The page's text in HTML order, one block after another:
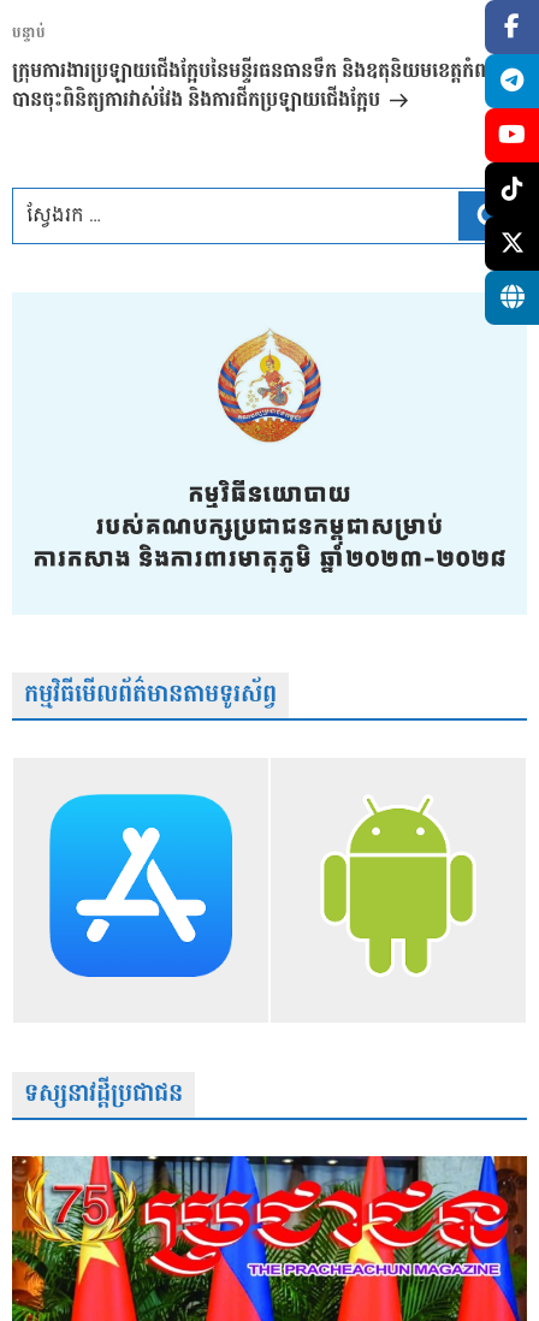
អត្ថបទ
បន្ទាប់
បន្ទាប់
ក្រុមការងារប្រឡាយជើងក្អែបនៃមន្ទីរធនធានទឹក និងឧតុនិយមខេត្តកំពង់ធំ
បានចុះពិនិត្យការវាស់វែង និងការជីកប្រឡាយជើងក្អែប
ស្វែ
កម្មវិធីមើលព័ត៌មានតាមទូរស័ព្វ
ទស្សនាវដ្តីប្រជាជន